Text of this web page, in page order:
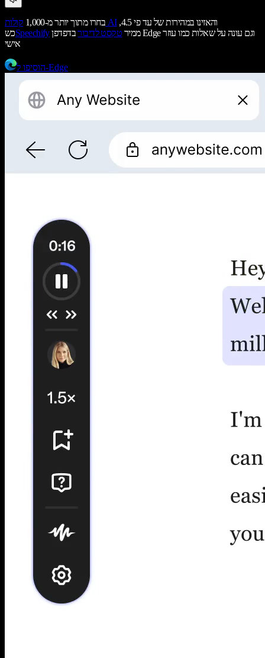
בחרו מתוך יותר מ-1,000 קולות AIוהאזינו במהירות של עד פי 4.5,
כשSpeechify ממיר טקסט לדיבורבדפדפן Edge וגם עונה על שאלות כמו עוזר
אישי
הוסיפו ל-Edge